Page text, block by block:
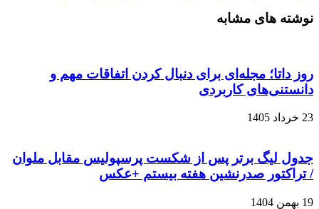
نوشته های مشابه
روز داتا؛ مجله‌ای برای دنبال کردن اتفاقات مهم و
دانستنی‌های کاربردی
23 خرداد 1405
جدول لیگ برتر پس از شکست پرسپولیس مقابل ملوان
/ تراکتور صدرنشین هفته بیستم +عکس
19 بهمن 1404